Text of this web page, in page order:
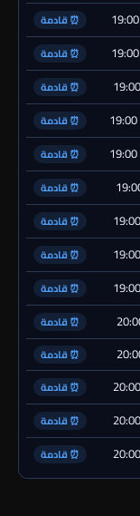
⏰ قادمة
⏰ قادمة
⏰ قادمة
⏰ قادمة
⏰ قادمة
⏰ قادمة
⏰ قادمة
⏰ قادمة
⏰ قادمة
⏰ قادمة
⏰ قادمة
⏰ قادمة
⏰ قادمة
⏰ قادمة